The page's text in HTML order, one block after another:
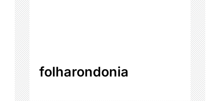
folharondonia